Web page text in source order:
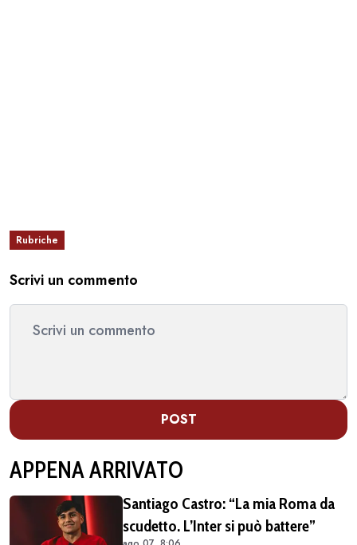
Rubriche
Scrivi un commento
POST
APPENA ARRIVATO
Santiago Castro: “La mia Roma da
scudetto. L’Inter si può battere”